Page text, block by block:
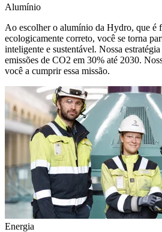
Alumínio
Ao escolher o alumínio da Hydro, que é
ecologicamente correto, você se torna
inteligente e sustentável. Nossa
emissões de CO2 em 30% até 2030.
você a cumprir essa missão.
Energia